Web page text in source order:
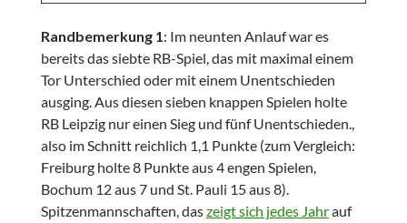
Randbemerkung 1: Im neunten Anlauf war es
bereits das siebte RB-Spiel, das mit maximal einem
Tor Unterschied oder mit einem Unentschieden
ausging. Aus diesen sieben knappen Spielen holte
RB Leipzig nur einen Sieg und fünf Unentschieden.,
also im Schnitt reichlich 1,1 Punkte (zum Vergleich:
Freiburg holte 8 Punkte aus 4 engen Spielen,
Bochum 12 aus 7 und St. Pauli 15 aus 8).
Spitzenmannschaften, daszeigt sich jedes Jahrauf